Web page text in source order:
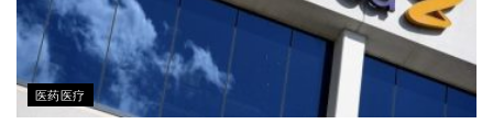
医药医疗